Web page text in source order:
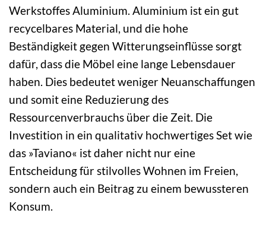
Werkstoffes Aluminium. Aluminium ist ein gut
recycelbares Material, und die hohe
Beständigkeit gegen Witterungseinflüsse sorgt
dafür, dass die Möbel eine lange Lebensdauer
haben. Dies bedeutet weniger Neuanschaffungen
und somit eine Reduzierung des
Ressourcenverbrauchs über die Zeit. Die
Investition in ein qualitativ hochwertiges Set wie
das »Taviano« ist daher nicht nur eine
Entscheidung für stilvolles Wohnen im Freien,
sondern auch ein Beitrag zu einem bewussteren
Konsum.